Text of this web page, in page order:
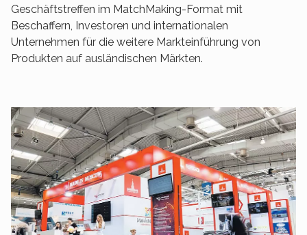
Geschäftstreffen im MatchMaking-Format mit
Beschaffern, Investoren und internationalen
Unternehmen für die weitere Markteinführung von
Produkten auf ausländischen Märkten.